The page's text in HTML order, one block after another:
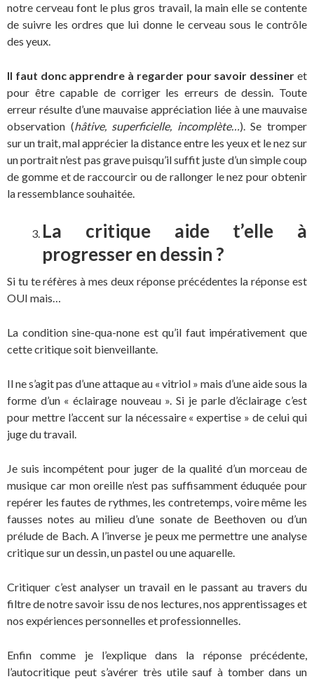
notre cerveau font le plus gros travail, la main elle se contente
de suivre les ordres que lui donne le cerveau sous le contrôle
des yeux.
Il faut donc apprendre à regarder pour savoir dessiner et
pour être capable de corriger les erreurs de dessin. Toute
erreur résulte d’une mauvaise appréciation liée à une mauvaise
observation (hâtive, superficielle, incomplète…). Se tromper
sur un trait, mal apprécier la distance entre les yeux et le nez sur
un portrait n’est pas grave puisqu’il suffit juste d’un simple coup
de gomme et de raccourcir ou de rallonger le nez pour obtenir
la ressemblance souhaitée.
La critique aide t’elle à
progresser en dessin ?
Si tu te réfères à mes deux réponse précédentes la réponse est
OUI mais…
La condition sine-qua-none est qu’il faut impérativement que
cette critique soit bienveillante.
Il ne s’agit pas d’une attaque au « vitriol » mais d’une aide sous la
forme d’un « éclairage nouveau ». Si je parle d’éclairage c’est
pour mettre l’accent sur la nécessaire « expertise » de celui qui
juge du travail.
Je suis incompétent pour juger de la qualité d’un morceau de
musique car mon oreille n’est pas suffisamment éduquée pour
repérer les fautes de rythmes, les contretemps, voire même les
fausses notes au milieu d’une sonate de Beethoven ou d’un
prélude de Bach. A l’inverse je peux me permettre une analyse
critique sur un dessin, un pastel ou une aquarelle.
Critiquer c’est analyser un travail en le passant au travers du
filtre de notre savoir issu de nos lectures, nos apprentissages et
nos expériences personnelles et professionnelles.
Enfin comme je l’explique dans la réponse précédente,
l’autocritique peut s’avérer très utile sauf à tomber dans un